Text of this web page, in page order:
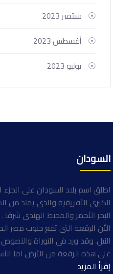
سبتمبر 2023
أغسطس 2023
يوليو 2023
السودان
اطلق اسم بلاد السودان على
الكبرى الأفريقية والذى يمتد من
البحر الأحمر والمحيط الهندى شرقا
الأن الرقعة التى تقع جنوب مصر
النيل. وقد ورد فى التوراة
على هذه الرقعة من الأرض اما
إقرأ المزيد